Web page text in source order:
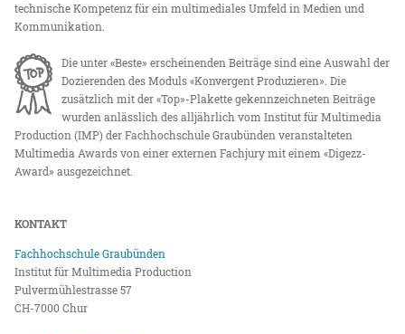
technische Kompetenz für ein multimediales Umfeld in Medien und
Kommunikation.
Die unter «Beste» erscheinenden Beiträge sind eine Auswahl der
Dozierenden des Moduls «Konvergent Produzieren». Die
zusätzlich mit der «Top»-Plakette gekennzeichneten Beiträge
wurden anlässlich des alljährlich vom Institut für Multimedia
Production (IMP) der Fachhochschule Graubünden veranstalteten
Multimedia Awards von einer externen Fachjury mit einem «Digezz-
Award» ausgezeichnet.
KONTAKT
Fachhochschule Graubünden
Institut für Multimedia Production
Pulvermühlestrasse 57
CH-7000 Chur